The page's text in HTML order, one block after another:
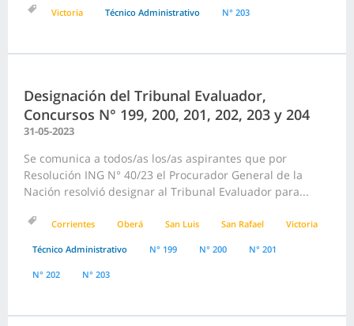
Victoria Técnico Administrativo N° 203
Designación del Tribunal Evaluador,
Concursos N° 199, 200, 201, 202, 203 y 204
31-05-2023
Se comunica a todos/as los/as aspirantes que por
Resolución ING N° 40/23 el Procurador General de la
Nación resolvió designar al Tribunal Evaluador para...
Corrientes Oberá San Luis San Rafael Victoria
Técnico Administrativo N° 199 N° 200 N° 201
N° 202 N° 203